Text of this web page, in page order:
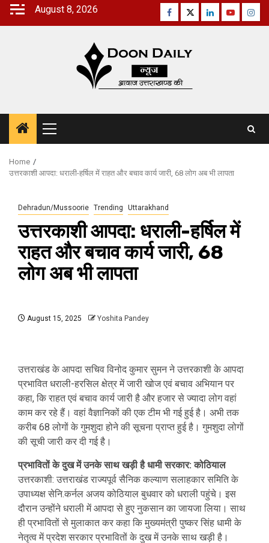
Skip
August 8, 2026 Facebook
TwitterLinkedinYoutube
Primary
Menu
Home
उत्तरकाशी आपदा: धराली-हर्षिल में राहत और बचाव कार्य जारी, 68 लोग अब भी लापता
Dehradun/Mussoorie Trending Uttarakhand
उत्तरकाशी आपदा: धराली-हर्षिल में
राहत और बचाव कार्य जारी, 68
लोग अब भी लापता
August 15, 2025 Yoshita Pandey
उत्तराखंड के आपदा सचिव विनोद कुमार सुमन ने उत्तरकाशी के आपदा
प्रभावित धराली-हरसिल क्षेत्र में जारी खोज एवं बचाव अभियान पर
कहा, कि राहत एवं बचाव कार्य जारी है और हजार से ज्यादा लोग वहां
काम कर रहे हैं। वहां वैज्ञानिकों की एक टीम भी गई हुई है। अभी तक
करीब 68 लोगों के गुमशुदा होने की सूचना प्राप्त हुई है। गुमशुदा लोगों
की सूची जारी कर दी गई है।
प्रभावितों के दुख में उनके साथ खड़ी है धामी सरकार: कोठियाल
उत्तरकाशी: उत्तराखंड राज्यपूर्व सैनिक कल्याण सलाहकार समिति के
उपाध्यक्ष सेनि.कर्नल अजय कोठियाल बुधवार को धराली पहुंचे। इस
दौरान उन्होंने धराली में आपदा से हुए नुकसान का जायजा लिया। साथ
ही प्रभावितों से मुलाकात कर कहा कि मुख्यमंत्री पुष्कर सिंह धामी के
नेतृत्व में प्रदेश सरकार प्रभावितों के दुख में उनके साथ खड़ी है।